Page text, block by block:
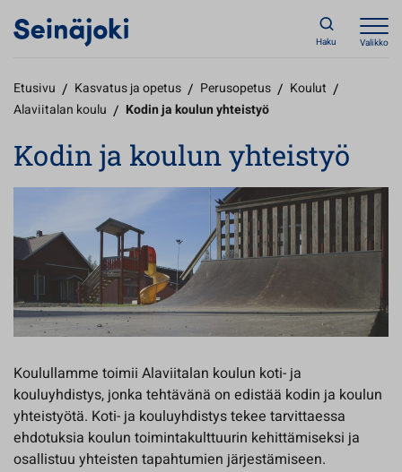
Haku Valikko
Etusivu / Kasvatus ja opetus / Perusopetus / Koulut /
Alaviitalan koulu / Kodin ja koulun yhteistyö
Kodin ja koulun yhteistyö
Koulullamme toimii Alaviitalan koulun koti- ja
kouluyhdistys, jonka tehtävänä on edistää kodin ja koulun
yhteistyötä. Koti- ja kouluyhdistys tekee tarvittaessa
ehdotuksia koulun toimintakulttuurin kehittämiseksi ja
osallistuu yhteisten tapahtumien järjestämiseen.